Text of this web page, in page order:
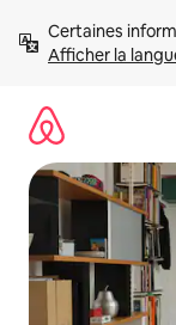
directement
Afficher la